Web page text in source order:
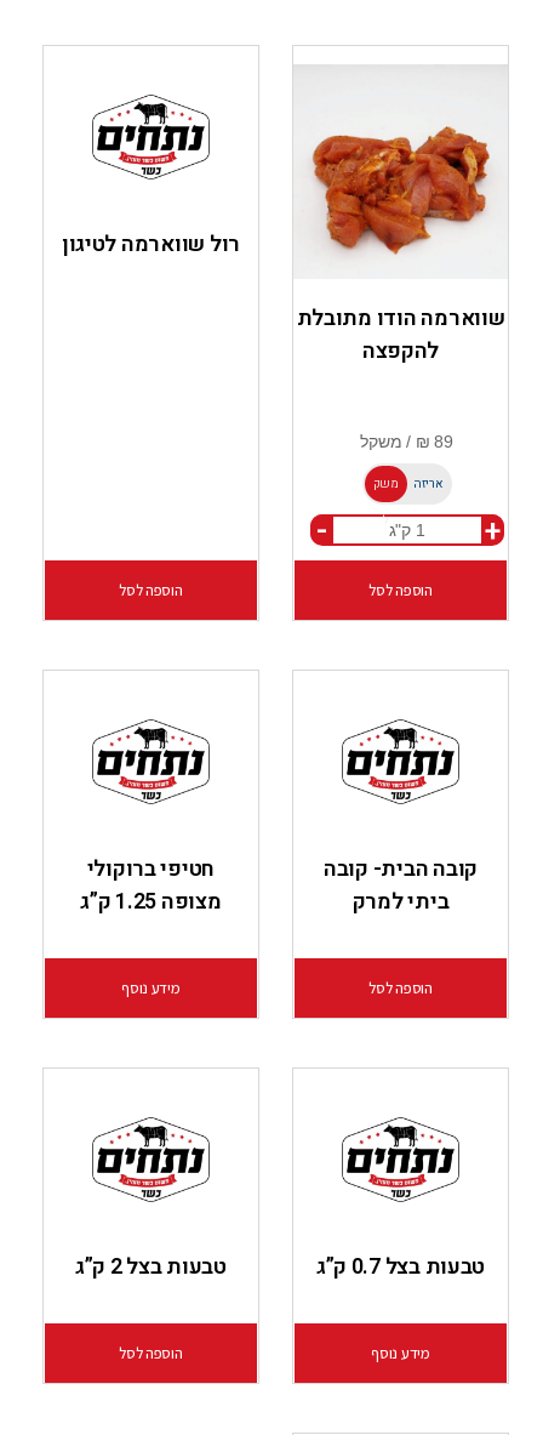
שווארמה הודו מתובלת
להקפצה
משק
ל
אריזה
+
-
הוספה לסל
רול שווארמה לטיגון
הוספה לסל
קובה הבית- קובה
ביתי למרק
הוספה לסל
חטיפי ברוקולי
מצופה 1.25 ק”ג
מידע נוסף
טבעות בצל 0.7 ק”ג
מידע נוסף
טבעות בצל 2 ק”ג
הוספה לסל